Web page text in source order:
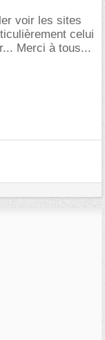
voir les sites
celui
Merci à tous...